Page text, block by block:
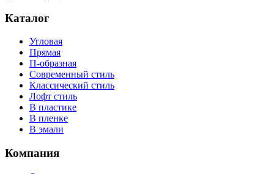
Каталог
Угловая
Прямая
П-образная
Современный стиль
Классический стиль
Лофт стиль
В пластике
В пленке
В эмали
Компания